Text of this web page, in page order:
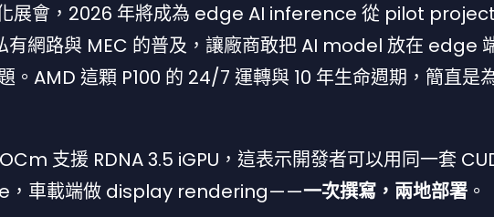
展會，2026 年將成為 edge AI inference 從 pilot
有網路與 MEC 的普及，讓廠商敢把 AI model 放在 edge
AMD 這顆 P100 的 24/7 運轉與 10 年生命週期，簡直是
支援 RDNA 3.5 iGPU，這表示開發者可以用同一套
，車載端做 display rendering——一次撰寫，兩地部署 。